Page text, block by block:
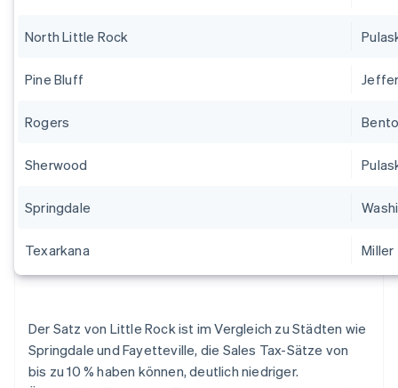
North Little Rock
Pine Bluff
Rogers
Sherwood
Springdale
Texarkana Miller
Der Satz von Little Rock ist im Vergleich zu Städten wie
Springdale und Fayetteville, die Sales Tax-Sätze von
bis zu 10 % haben können, deutlich niedriger.